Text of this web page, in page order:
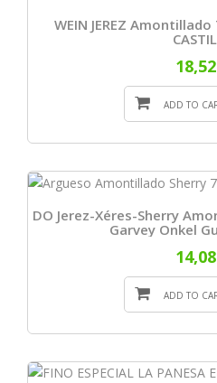
WEIN JEREZ Amontillado
ADD TO
DO Jerez-Xéres-Sherry
Garvey Onkel
ADD TO